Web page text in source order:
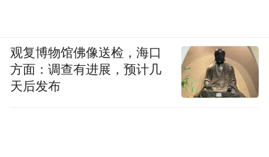
观复博物馆佛像送检，海口
方面：调查有进展，预计几
天后发布